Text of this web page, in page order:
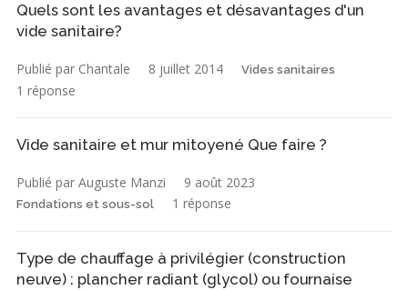
Quels sont les avantages et désavantages d'un
vide sanitaire?
Publié par Chantale 8 juillet 2014 Vides sanitaires
1 réponse
Vide sanitaire et mur mitoyené Que faire ?
Publié par Auguste Manzi 9 août 2023
Fondations et sous-sol 1 réponse
Type de chauffage à privilégier (construction
neuve) : plancher radiant (glycol) ou fournaise